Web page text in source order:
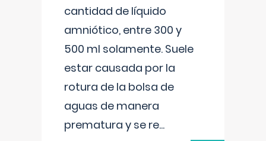
cantidad de líquido
amniótico, entre 300 y
500 ml solamente. Suele
estar causada por la
rotura de la bolsa de
aguas de manera
prematura y se re...